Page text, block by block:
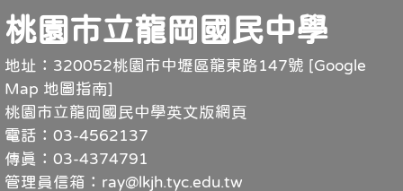
頁尾
桃園市立龍岡國民中學
地址：320052桃園市中壢區龍東路147號 [Google
Map 地圖指南]
桃園市立龍岡國民中學英文版網頁
電話：03-4562137
傳真：03-4374791
管理員信箱：ray@lkjh.tyc.edu.tw